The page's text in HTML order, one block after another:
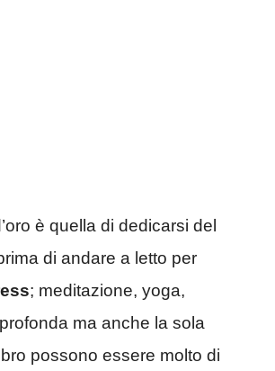
è quella di dedicarsi del
di andare a letto per
; meditazione, yoga,
ma anche la sola
possono essere molto di